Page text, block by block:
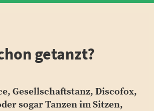
getanzt?
Gesellschaftstanz, Discofox,
sogar Tanzen im Sitzen,